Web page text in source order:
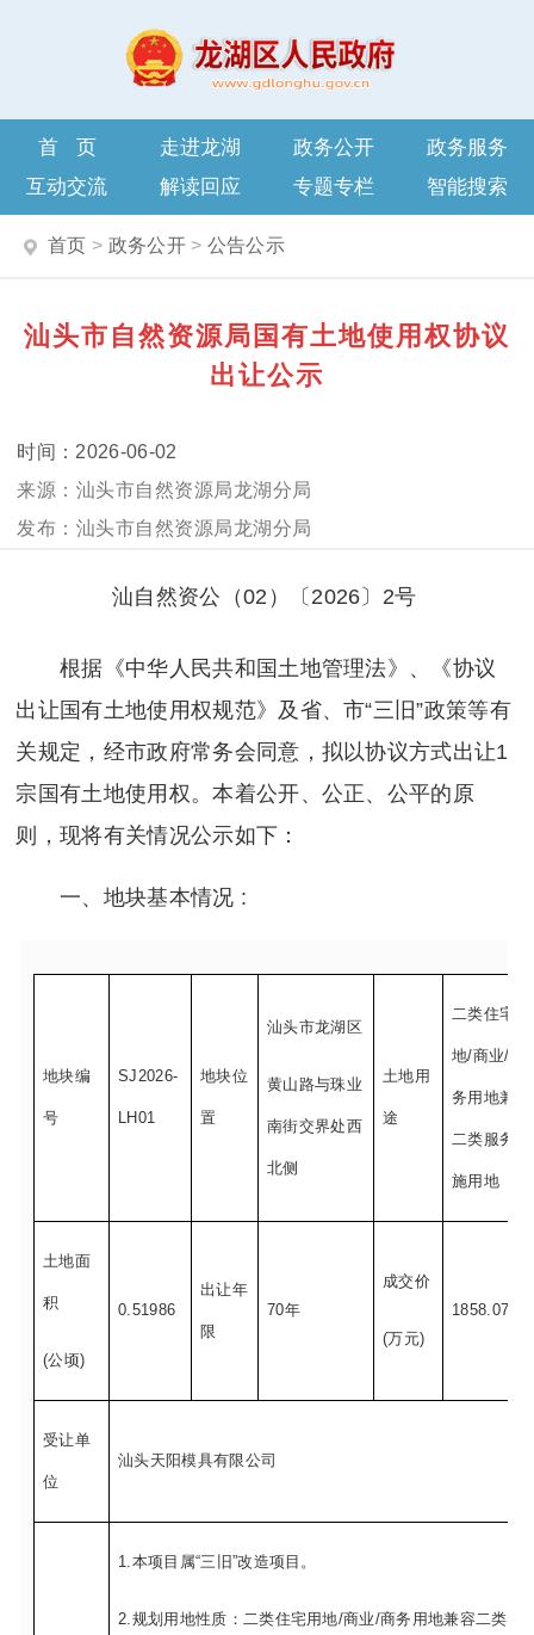
首页 走进龙湖 政务公开
政务服务
互动交流
解读回应 专题专栏 智能搜索
首页 > 政务公开> 公告公示
汕头市自然资源局国有土地使用权协议
出让公示
2026-06-02
汕头市自然资源局龙湖分局
汕头市自然资源局龙湖分局
汕自然资公（02）〔2026〕2号
根据《中华人民共和国土地管理法》、《协议
出让国有土地使用权规范》及省、市“三旧”政策等有
关规定，经市政府常务会同意，拟以协议方式出让1
宗国有土地使用权。本着公开、公正、公平的原
则，现将有关情况公示如下：
一、地块基本情况 :
LH01 置
北侧